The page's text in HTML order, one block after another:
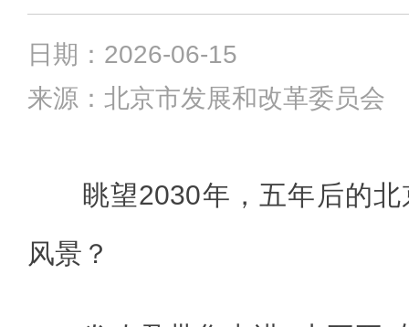
日期：2026-06-15
来源：北京市发展和改革委员会
眺望2030年，五年后的
风景？